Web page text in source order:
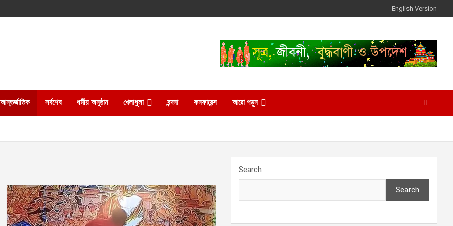
English Version
আন্তর্জাতিক সর্বশেষ ধর্মীয় অনুষ্ঠান খেলাধুলা বন্দনা কনফারেন্স আরো পড়ুন
Search
Search